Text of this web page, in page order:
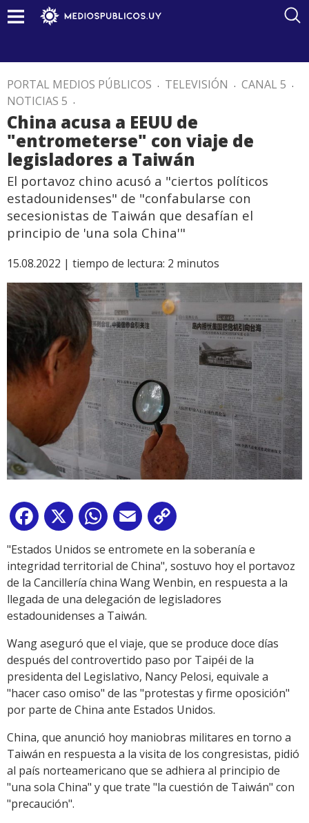
PORTAL MEDIOS PÚBLICOS . TELEVISIÓN . CANAL 5 .
NOTICIAS 5 .
China acusa a EEUU de
"entrometerse" con viaje de
legisladores a Taiwán
El portavoz chino acusó a "ciertos políticos
estadounidenses" de "confabularse con
secesionistas de Taiwán que desafían el
principio de 'una sola China'"
15.08.2022 | tiempo de lectura: 2 minutos
Facebook
X WhatsApp
Email
Link
"Estados Unidos se entromete en la soberanía e
integridad territorial de China", sostuvo hoy el portavoz
de la Cancillería china Wang Wenbin, en respuesta a la
llegada de una delegación de legisladores
estadounidenses a Taiwán.
Wang aseguró que el viaje, que se produce doce días
después del controvertido paso por Taipéi de la
presidenta del Legislativo, Nancy Pelosi, equivale a
"hacer caso omiso" de las "protestas y firme oposición"
por parte de China ante Estados Unidos.
China, que anunció hoy maniobras militares en torno a
Taiwán en respuesta a la visita de los congresistas, pidió
al país norteamericano que se adhiera al principio de
"una sola China" y que trate "la cuestión de Taiwán" con
"precaución".